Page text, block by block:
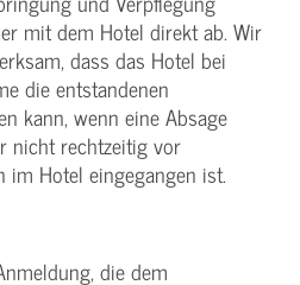
mit dem Hotel direkt ab. Wir
dass das Hotel bei
die entstandenen
kann, wenn eine Absage
nicht rechtzeitig vor
im Hotel eingegangen ist.
die dem